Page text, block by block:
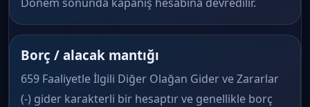
Borç / alacak mantığı
659 Faaliyetle İlgili Diğer Olağan Gider ve Zararlar
(-) gider karakterli bir hesaptır ve genellikle borç